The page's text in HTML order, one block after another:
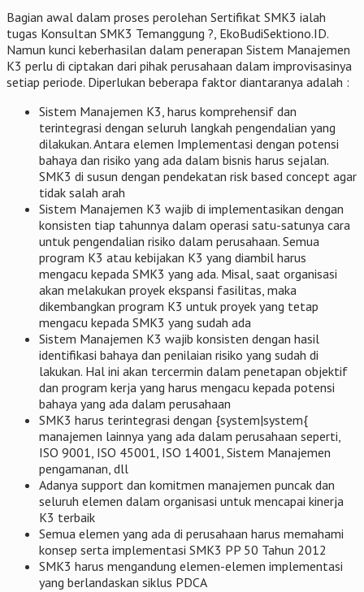
Bagian awal dalam proses perolehan Sertifikat SMK3 ialah
tugas Konsultan SMK3 Temanggung ?, EkoBudiSektiono.ID.
Namun kunci keberhasilan dalam penerapan Sistem Manajemen
K3 perlu di ciptakan dari pihak perusahaan dalam improvisasinya
setiap periode. Diperlukan beberapa faktor diantaranya adalah :
Sistem Manajemen K3, harus komprehensif dan
terintegrasi dengan seluruh langkah pengendalian yang
dilakukan. Antara elemen Implementasi dengan potensi
bahaya dan risiko yang ada dalam bisnis harus sejalan.
SMK3 di susun dengan pendekatan risk based concept agar
tidak salah arah
Sistem Manajemen K3 wajib di implementasikan dengan
konsisten tiap tahunnya dalam operasi satu-satunya cara
untuk pengendalian risiko dalam perusahaan. Semua
program K3 atau kebijakan K3 yang diambil harus
mengacu kepada SMK3 yang ada. Misal, saat organisasi
akan melakukan proyek ekspansi fasilitas, maka
dikembangkan program K3 untuk proyek yang tetap
mengacu kepada SMK3 yang sudah ada
Sistem Manajemen K3 wajib konsisten dengan hasil
identifikasi bahaya dan penilaian risiko yang sudah di
lakukan. Hal ini akan tercermin dalam penetapan objektif
dan program kerja yang harus mengacu kepada potensi
bahaya yang ada dalam perusahaan
SMK3 harus terintegrasi dengan {system|system{
manajemen lainnya yang ada dalam perusahaan seperti,
ISO 9001, ISO 45001, ISO 14001, Sistem Manajemen
pengamanan, dll
Adanya support dan komitmen manajemen puncak dan
seluruh elemen dalam organisasi untuk mencapai kinerja
K3 terbaik
Semua elemen yang ada di perusahaan harus memahami
konsep serta implementasi SMK3 PP 50 Tahun 2012
SMK3 harus mengandung elemen-elemen implementasi
yang berlandaskan siklus PDCA